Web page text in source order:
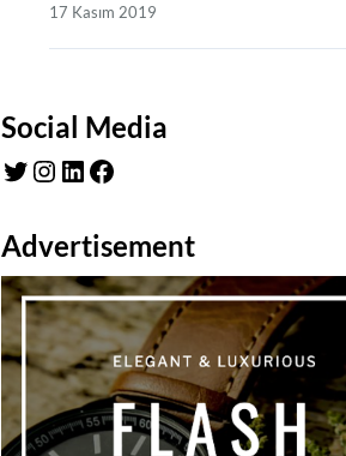
17 Kasım 2019
Social Media
Twitter
Instagram LinkedIn Facebook
Advertisement